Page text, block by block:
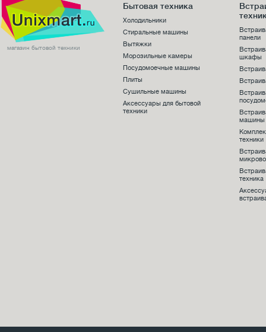
магазин бытовой техники
Бытовая техника
Холодильники
Стиральные машины
Вытяжки
Морозильные камеры
Посудомоечные машины
Плиты
Сушильные машины
Аксессуары для бытовой
техники
панели
шкафы
машины
техники
техника